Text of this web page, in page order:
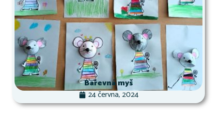
Barevná myš
24 června, 2024